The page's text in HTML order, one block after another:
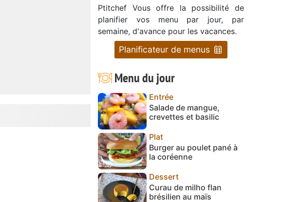
Ptitchef Vous offre la possibilité de
planifier vos menu par jour, par
semaine, d'avance pour les vacances.
Planificateur de menus
Menu du jour
Entrée
Salade de mangue,
crevettes et basilic
Plat
Burger au poulet pané à
la coréenne
Dessert
Curau de milho flan
brésilien au maïs